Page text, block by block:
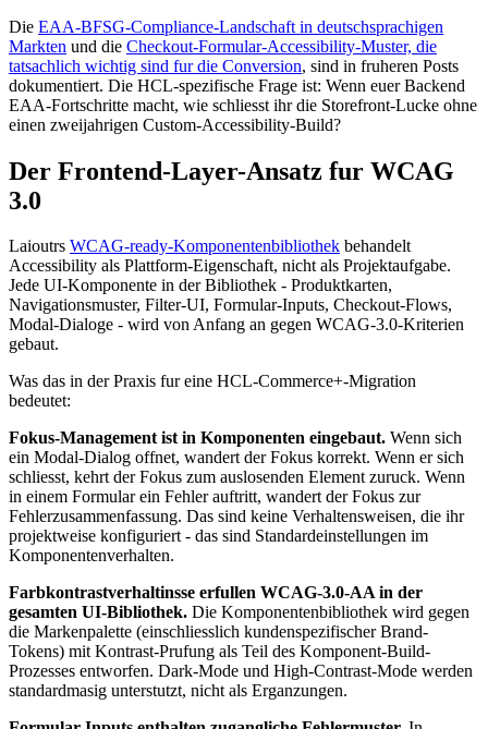
Die EAA-BFSG-Compliance-Landschaft in deutschsprachigen
Markten und die Checkout-Formular-Accessibility-Muster, die
tatsachlich wichtig sind fur die Conversion, sind in fruheren Posts
dokumentiert. Die HCL-spezifische Frage ist: Wenn euer Backend
EAA-Fortschritte macht, wie schliesst ihr die Storefront-Lucke ohne
einen zweijahrigen Custom-Accessibility-Build?
Der Frontend-Layer-Ansatz fur WCAG
3.0
Laioutrs WCAG-ready-Komponentenbibliothek behandelt
Accessibility als Plattform-Eigenschaft, nicht als Projektaufgabe.
Jede UI-Komponente in der Bibliothek - Produktkarten,
Navigationsmuster, Filter-UI, Formular-Inputs, Checkout-Flows,
Modal-Dialoge - wird von Anfang an gegen WCAG-3.0-Kriterien
gebaut.
Was das in der Praxis fur eine HCL-Commerce+-Migration
bedeutet:
Fokus-Management ist in Komponenten eingebaut. Wenn sich
ein Modal-Dialog offnet, wandert der Fokus korrekt. Wenn er sich
schliesst, kehrt der Fokus zum auslosenden Element zuruck. Wenn
in einem Formular ein Fehler auftritt, wandert der Fokus zur
Fehlerzusammenfassung. Das sind keine Verhaltensweisen, die ihr
projektweise konfiguriert - das sind Standardeinstellungen im
Komponentenverhalten.
Farbkontrastverhaltinsse erfullen WCAG-3.0-AA in der
gesamten UI-Bibliothek. Die Komponentenbibliothek wird gegen
die Markenpalette (einschliesslich kundenspezifischer Brand-
Tokens) mit Kontrast-Prufung als Teil des Komponent-Build-
Prozesses entworfen. Dark-Mode und High-Contrast-Mode werden
standardmasig unterstutzt, nicht als Erganzungen.